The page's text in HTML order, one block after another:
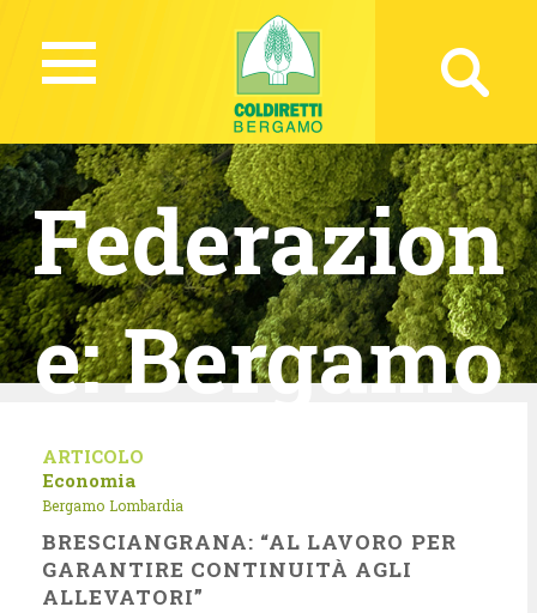
Federazion
e:Bergamo
ARTICOLO
Economia
Bergamo Lombardia
BRESCIANGRANA: “AL LAVORO PER
GARANTIRE CONTINUITÀ AGLI
ALLEVATORI”